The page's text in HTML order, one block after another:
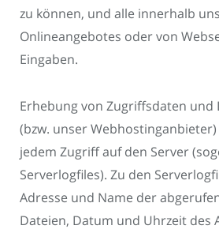
zu können, und alle innerhalb
Onlineangebotes oder von
Eingaben.
Erhebung von Zugriffsdaten und
(bzw. unser
jedem Zugriff auf den Server
Serverlogfiles). Zu den
Adresse und Name der
Dateien, Datum und Uhrzeit des